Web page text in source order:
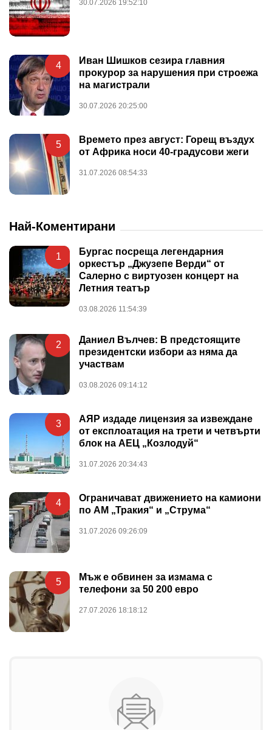
30.07.2026 19:52:10
4
Иван Шишков сезира главния
прокурор за нарушения при строежа
на магистрали
30.07.2026 20:25:00
5
Времето през август: Горещ въздух
от Африка носи 40-градусови жеги
31.07.2026 08:54:33
Най-Коментирани
1
Бургас посреща легендарния
оркестър „Джузепе Верди“ от
Салерно с виртуозен концерт на
Летния театър
03.08.2026 11:54:39
2
Даниел Вълчев: В предстоящите
президентски избори аз няма да
участвам
03.08.2026 09:14:12
3
АЯР издаде лицензия за извеждане
от експлоатация на трети и четвърти
блок на АЕЦ „Козлодуй“
31.07.2026 20:34:43
4
Ограничават движението на камиони
по АМ „Тракия“ и „Струма“
31.07.2026 09:26:09
5
Мъж е обвинен за измама с
телефони за 50 200 евро
27.07.2026 18:18:12